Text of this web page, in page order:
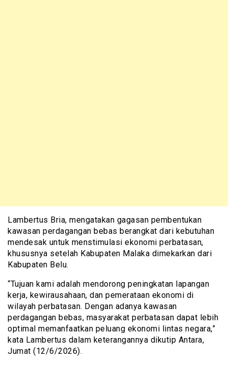
Lambertus Bria, mengatakan gagasan pembentukan
kawasan perdagangan bebas berangkat dari kebutuhan
mendesak untuk menstimulasi ekonomi perbatasan,
khususnya setelah Kabupaten Malaka dimekarkan dari
Kabupaten Belu.
“Tujuan kami adalah mendorong peningkatan lapangan
kerja, kewirausahaan, dan pemerataan ekonomi di
wilayah perbatasan. Dengan adanya kawasan
perdagangan bebas, masyarakat perbatasan dapat lebih
optimal memanfaatkan peluang ekonomi lintas negara,”
kata Lambertus dalam keterangannya dikutip Antara,
Jumat (12/6/2026).